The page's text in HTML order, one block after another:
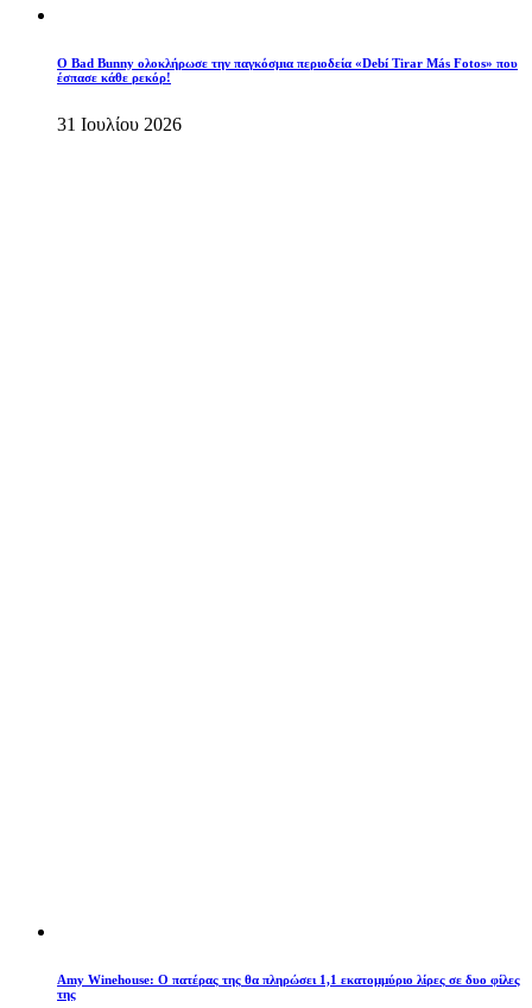
Ο Bad Bunny ολοκλήρωσε την παγκόσμια περιοδεία «Debí Tirar Más Fotos» που
έσπασε κάθε ρεκόρ!
31 Ιουλίου 2026
Amy Winehouse: Ο πατέρας της θα πληρώσει 1,1 εκατομμύριο λίρες σε δυο φίλες
της